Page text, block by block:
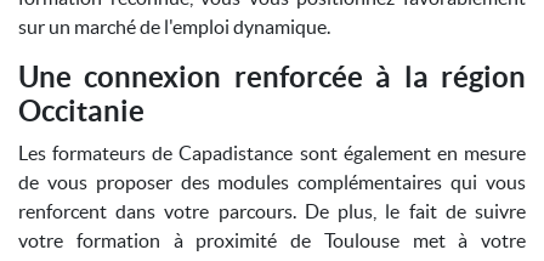
sur un marché de l'emploi dynamique.
Une connexion renforcée à la région
Occitanie
Les formateurs de Capadistance sont également en mesure
de vous proposer des modules complémentaires qui vous
renforcent dans votre parcours. De plus, le fait de suivre
votre formation à proximité de Toulouse met à votre